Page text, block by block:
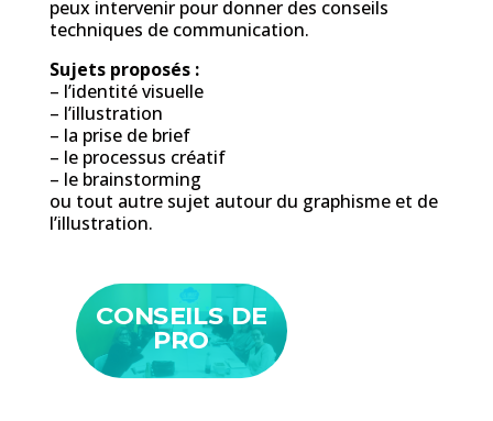
Conseils de pro
J’interviens pour présenter un aspect de
mon métier
Pour renforcer une équipe créative
peux intervenir pour donner des conseils
techniques de communication.
Sujets proposés :
– l’identité visuelle